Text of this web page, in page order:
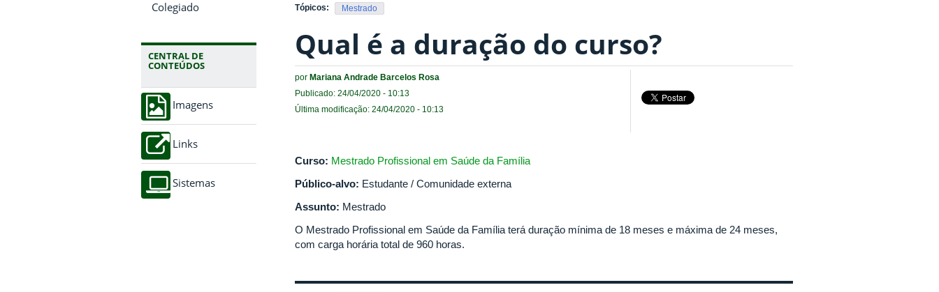
Colegiado
CENTRAL DE
CONTEÚDOS
Imagens
Links
Sistemas
Tópicos: Mestrado
Qual é a duração do curso?
por Mariana Andrade Barcelos Rosa
Publicado: 24/04/2020 - 10:13
Última modificação: 24/04/2020 - 10:13
Curso: Mestrado Profissional em Saúde da Família
Público-alvo: Estudante / Comunidade externa
Assunto: Mestrado
O Mestrado Profissional em Saúde da Família terá duração mínima de 18 meses e máxima de 24 meses,
com carga horária total de 960 horas.